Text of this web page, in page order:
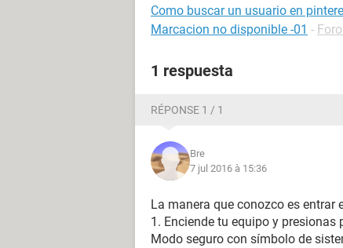
Como buscar un usuario en
Marcacion no disponible -01 -
1 respuesta
RÉPONSE 1 / 1
Bre
7 jul 2016 à 15:36
La manera que conozco es entrar
1. Enciende tu equipo y
Modo seguro con símbolo de